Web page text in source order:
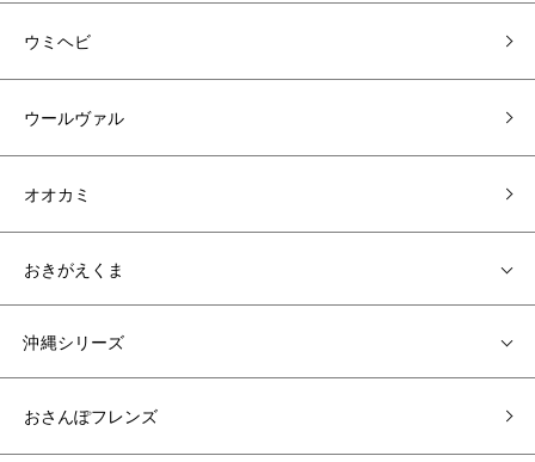
ウミヘビ
ウールヴァル
オオカミ
おきがえくま
沖縄シリーズ
おさんぽフレンズ